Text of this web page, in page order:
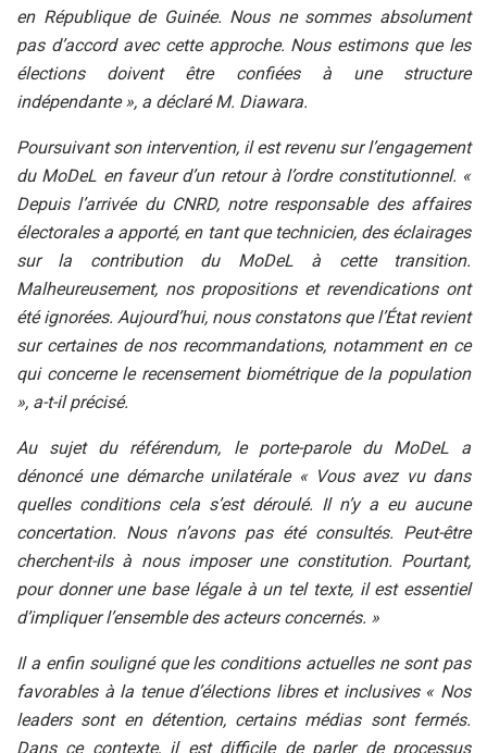
en République de Guinée. Nous ne sommes absolument
pas d’accord avec cette approche. Nous estimons que les
élections doivent être confiées à une structure
indépendante », a déclaré M. Diawara.
Poursuivant son intervention, il est revenu sur l’engagement
du MoDeL en faveur d’un retour à l’ordre constitutionnel. «
Depuis l’arrivée du CNRD, notre responsable des affaires
électorales a apporté, en tant que technicien, des éclairages
sur la contribution du MoDeL à cette transition.
Malheureusement, nos propositions et revendications ont
été ignorées. Aujourd’hui, nous constatons que l’État revient
sur certaines de nos recommandations, notamment en ce
qui concerne le recensement biométrique de la population
», a-t-il précisé.
Au sujet du référendum, le porte-parole du MoDeL a
dénoncé une démarche unilatérale « Vous avez vu dans
quelles conditions cela s’est déroulé. Il n’y a eu aucune
concertation. Nous n’avons pas été consultés. Peut-être
cherchent-ils à nous imposer une constitution. Pourtant,
pour donner une base légale à un tel texte, il est essentiel
d’impliquer l’ensemble des acteurs concernés. »
Il a enfin souligné que les conditions actuelles ne sont pas
favorables à la tenue d’élections libres et inclusives « Nos
leaders sont en détention, certains médias sont fermés.
Dans ce contexte, il est difficile de parler de processus